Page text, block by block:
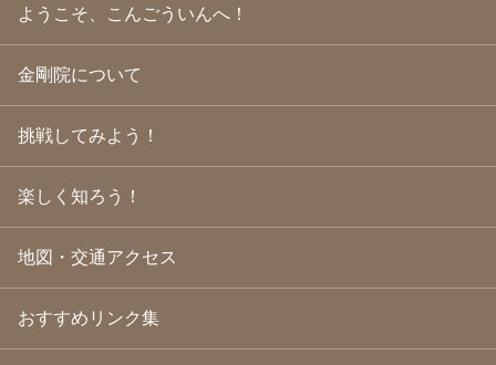
2009年9月 (20)
2009年6月(22)
2009年5月(20)
2009年4月
(24)
2009年3月(21)
2009年2月(19)
2009年1月(25)
2008年10月
(31)
2008年9月(24)
2008年8月(24)
ようこそ、こんごういんへ！
金剛院について
挑戦してみよう！
楽しく知ろう！
地図・交通アクセス
おすすめリンク集